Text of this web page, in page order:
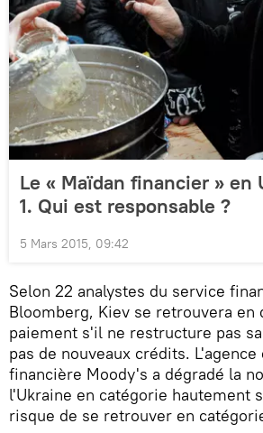
Le « Maïdan financier » en
1. Qui est responsable ?
5 Mars 2015, 09:42
Selon 22 analystes du service
Bloomberg, Kiev se retrouvera en
paiement s'il ne restructure pas
pas de nouveaux crédits.
financière Moody's a dégradé la
l'Ukraine en catégorie hautement
risque de se retrouver en